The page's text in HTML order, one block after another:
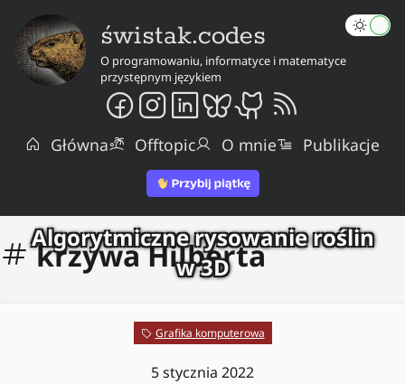
świstak.codes
O programowaniu, informatyce i matematyce
przystępnym językiem
Główna Offtopic O mnie Publikacje
krzywa Hilberta
Algorytmiczne rysowanie roślin
w 3D
Grafika komputerowa
5 stycznia 2022